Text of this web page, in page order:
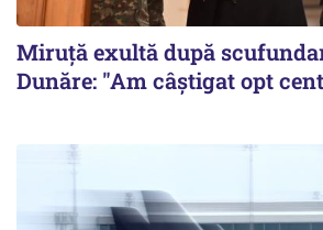
Miruță exultă după
Dunăre: "Am câștigat opt